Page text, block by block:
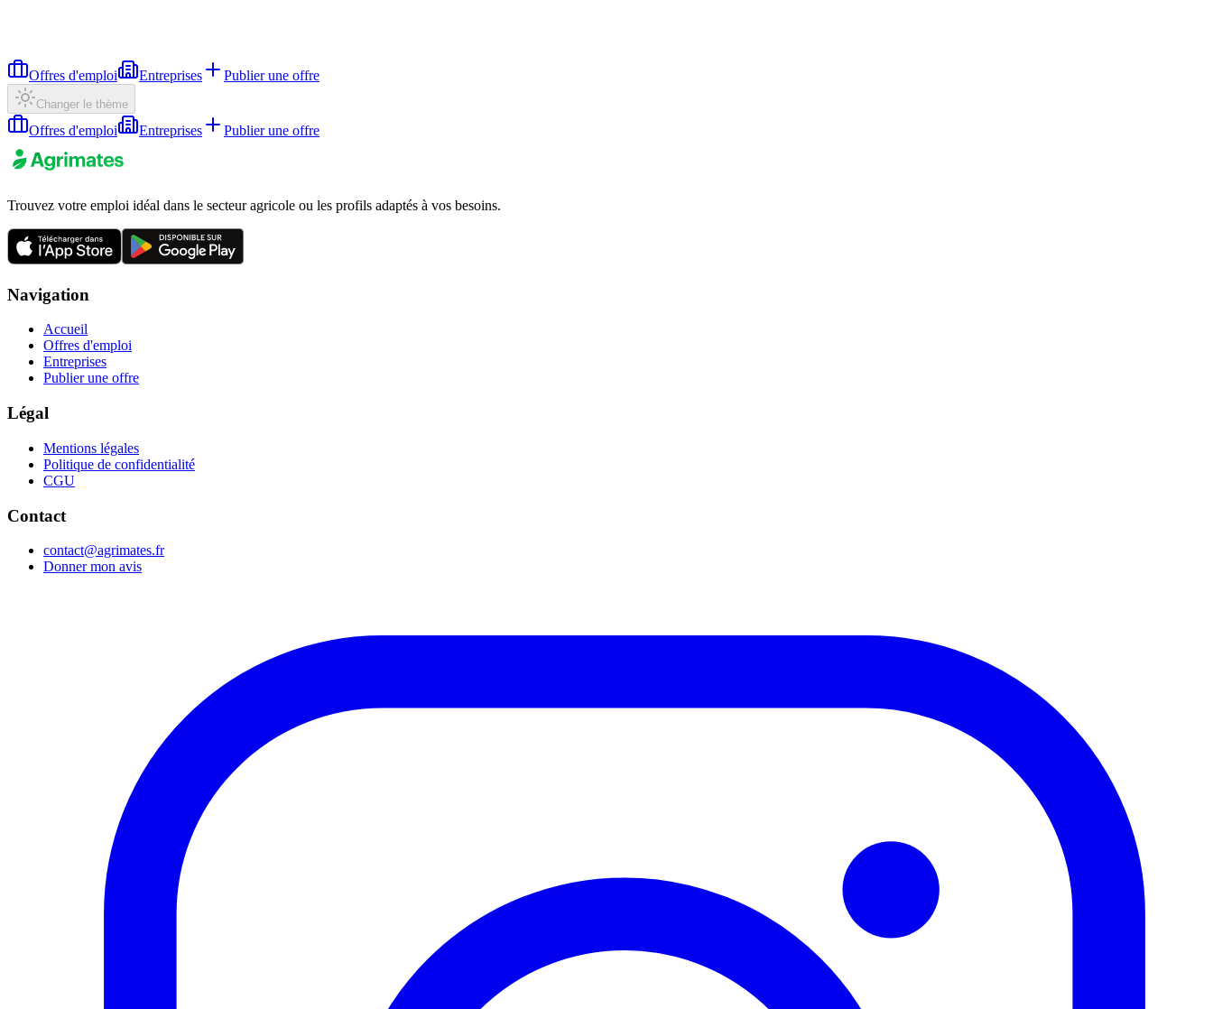
Offres d'emploi Entreprises Publier une offre
Changer le thème
Offres d'emploi Entreprises Publier une offre
Trouvez votre emploi idéal dans le secteur agricole ou les profils adaptés à vos besoins.
Navigation
Accueil
Offres d'emploi
Entreprises
Publier une offre
Légal
Mentions légales
Politique de confidentialité
CGU
Contact
contact@agrimates.fr
Donner mon avis